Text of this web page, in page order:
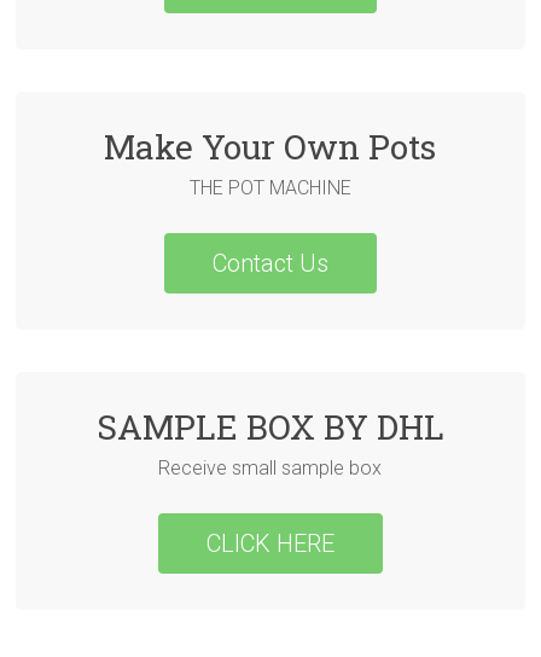
Make Your Own Pots
THE POT MACHINE
Contact Us
SAMPLE BOX BY DHL
Receive small sample box
CLICK HERE